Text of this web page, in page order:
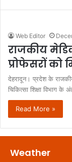
Web Editor
राजकीय
प्रोफेसरों को
देहरादून। प्रदेश के
चिकित्सा शिक्षा विभाग के
Read More »
Weather